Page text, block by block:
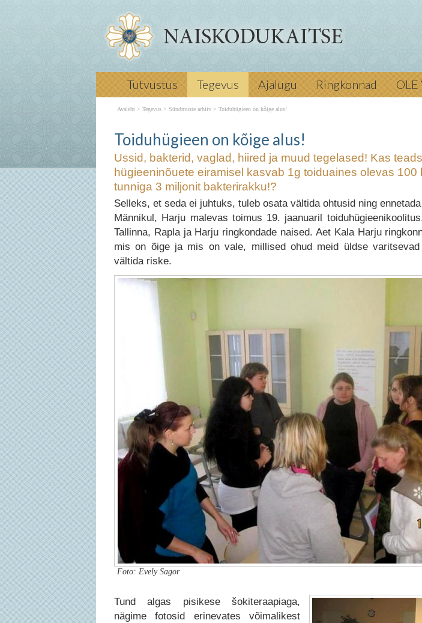
Ussid, bakterid, vaglad, hiired ja muud tegelased! Kas
teadsite, et õigete hügieeninõuete eiramisel kasvab 1g
← Eelmine Lõppes Naiskodukaitse kõige esimene e-
kursus Järgmine → 100 päeva aastas
Naiskodukaitsele!Toiduhügieen on kõige alus!
Tutvustus Tegevus Ajalugu Ringkonnad OLE
Avaleht > Tegevus > Sündmuste arhiiv > Toiduhügieen on kõige alus!
Toiduhügieen on kõige alus!
Ussid, bakterid, vaglad, hiired ja muud tegelased! Kas
hügieeninõuete eiramisel kasvab 1g toiduaines olevas 100
tunniga 3 miljonit bakterirakku!?
Selleks, et seda ei juhtuks, tuleb osata vältida ohtusid ning
Männikul, Harju malevas toimus 19. jaanuaril
Tallinna, Rapla ja Harju ringkondade naised. Aet Kala Harju
mis on õige ja mis on vale, millised ohud meid üldse
vältida riske.
Foto: Evely Sagor
Tund algas pisikese šokiteraapiaga,
nägime fotosid erinevates võimalikest